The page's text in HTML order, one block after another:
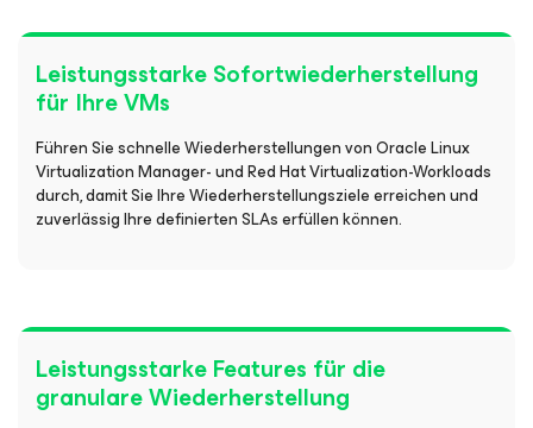
Leistungsstarke Sofortwiederherstellung
für Ihre VMs
Führen Sie schnelle Wiederherstellungen von Oracle Linux
Virtualization Manager- und Red Hat Virtualization-Workloads
durch, damit Sie Ihre Wiederherstellungsziele erreichen und
zuverlässig Ihre definierten SLAs erfüllen können.
Leistungsstarke Features für die
granulare Wiederherstellung